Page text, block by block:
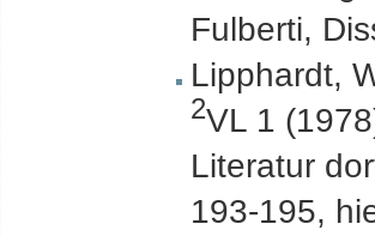
Fulberti,
Lipphardt,
2VL 1
Literatur
193-195,